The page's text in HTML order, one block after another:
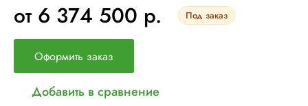
от 6 374 500 р. Под заказ
Оформить заказ
Добавить в сравнение